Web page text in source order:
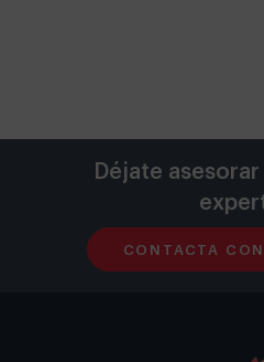
Déjate
CONTACTA